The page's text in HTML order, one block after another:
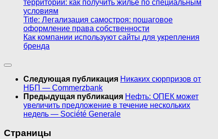
территорий: как получить жильё по специальным
условиям
Title: Легализация самостроя: пошаговое
оформление права собственности
Как компании используют сайты для укрепления
бренда
Следующая публикация Никаких сюрпризов от
НБП — Commerzbank
Предыдущая публикация Нефть: ОПЕК может
увеличить предложение в течение нескольких
недель — Société Generale
Страницы